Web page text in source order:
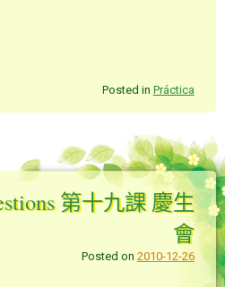
Posted in Práctica
第十九課 慶生
會
Posted on 2010-12-26